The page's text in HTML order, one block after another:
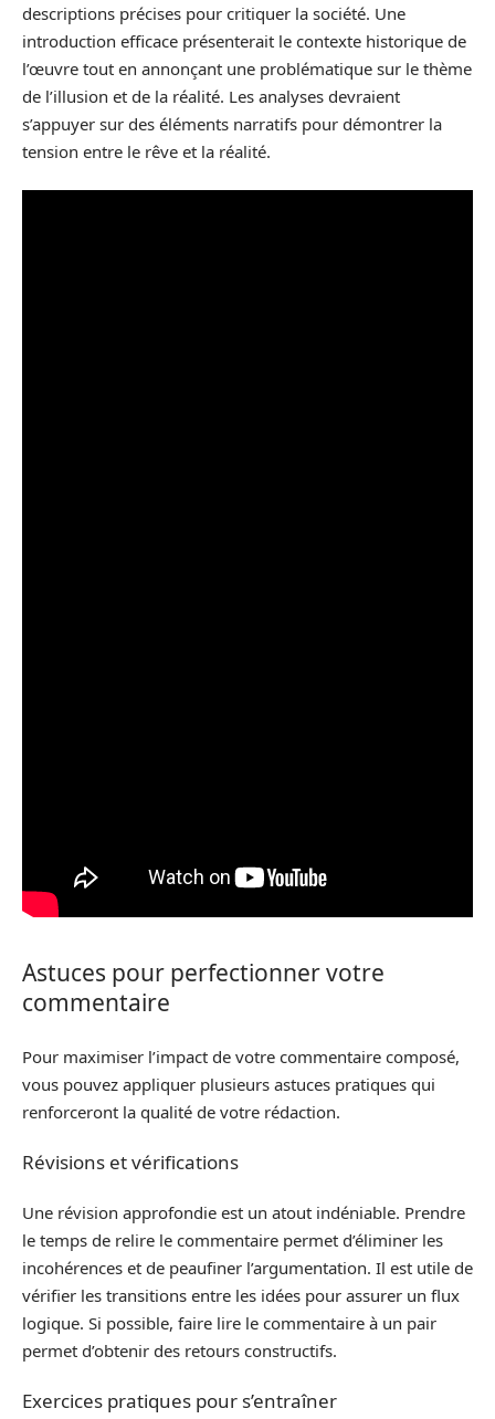
descriptions précises pour critiquer la société. Une
introduction efficace présenterait le contexte historique de
l’œuvre tout en annonçant une problématique sur le thème
de l’illusion et de la réalité. Les analyses devraient
s’appuyer sur des éléments narratifs pour démontrer la
tension entre le rêve et la réalité.
Astuces pour perfectionner votre
commentaire
Pour maximiser l’impact de votre commentaire composé,
vous pouvez appliquer plusieurs astuces pratiques qui
renforceront la qualité de votre rédaction.
Révisions et vérifications
Une révision approfondie est un atout indéniable. Prendre
le temps de relire le commentaire permet d’éliminer les
incohérences et de peaufiner l’argumentation. Il est utile de
vérifier les transitions entre les idées pour assurer un flux
logique. Si possible, faire lire le commentaire à un pair
permet d’obtenir des retours constructifs.
Exercices pratiques pour s’entraîner